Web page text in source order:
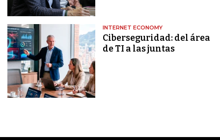
INTERNET ECONOMY
Ciberseguridad: del área
de TI a las juntas